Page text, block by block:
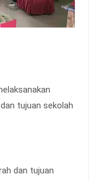
tujuan sekolah
dan tujuan